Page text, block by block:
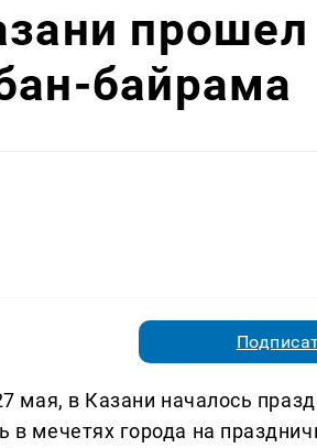
байрама
мая, в Казани началось
в мечетях города на